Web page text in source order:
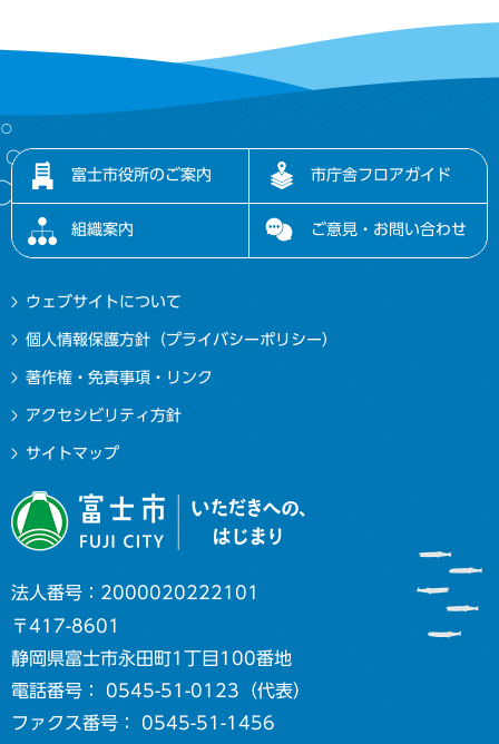
富士市役所のご案内 市庁舎フロアガイド
組織案内 ご意見・お問い合わせ
ウェブサイトについて
個人情報保護方針（プライバシーポリシー）
著作権・免責事項・リンク
アクセシビリティ方針
サイトマップ
法人番号：2000020222101
〒417-8601
静岡県富士市永田町1丁目100番地
電話番号： 0545-51-0123（代表）
ファクス番号： 0545-51-1456